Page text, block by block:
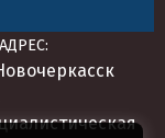
АДРЕС: